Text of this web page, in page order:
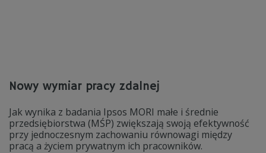
Nowy wymiar pracy zdalnej
Jak wynika z badania Ipsos MORI małe i średnie
przedsiębiorstwa (MŚP) zwiększają swoją efektywność
przy jednoczesnym zachowaniu równowagi między
pracą a życiem prywatnym ich pracowników.